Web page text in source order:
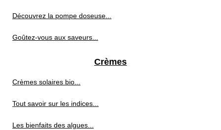
Découvrez la pompe doseuse...
Goûtez-vous aux saveurs...
Crèmes
Crèmes solaires bio...
Tout savoir sur les indices...
Les bienfaits des algues...